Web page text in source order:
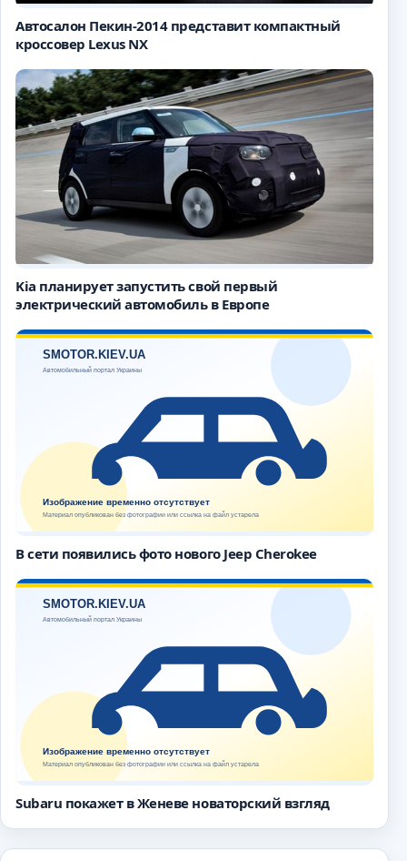
Автосалон Пекин-2014 представит компактный
кроссовер Lexus NX
Kia планирует запустить свой первый
электрический автомобиль в Европе
В сети появились фото нового Jeep Cherokee
Subaru покажет в Женеве новаторский взгляд